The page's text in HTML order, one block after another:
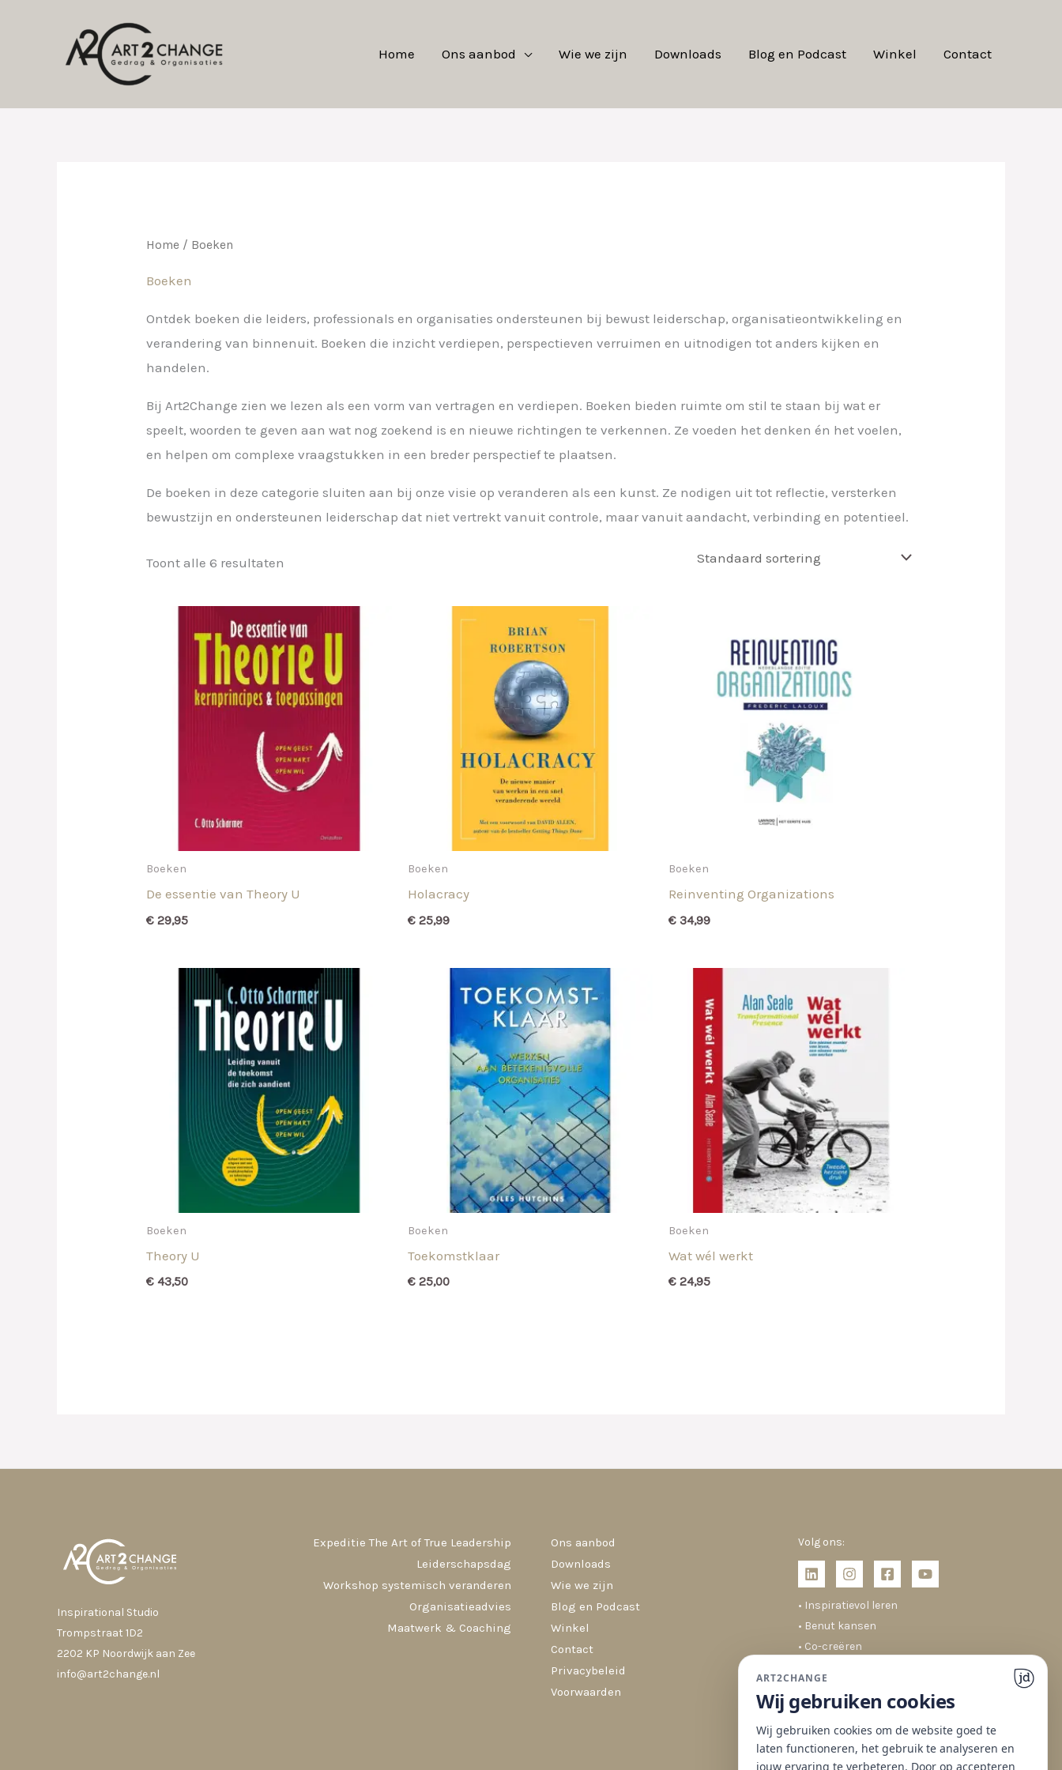
Home Ons aanbod Wie we zijn Downloads Blog en Podcast Winkel Contact
Home / Boeken
Boeken
Ontdek boeken die leiders, professionals en organisaties ondersteunen bij bewust leiderschap, organisatieontwikkeling en
verandering van binnenuit. Boeken die inzicht verdiepen, perspectieven verruimen en uitnodigen tot anders kijken en
handelen.
Bij Art2Change zien we lezen als een vorm van vertragen en verdiepen. Boeken bieden ruimte om stil te staan bij wat er
speelt, woorden te geven aan wat nog zoekend is en nieuwe richtingen te verkennen. Ze voeden het denken én het voelen,
en helpen om complexe vraagstukken in een breder perspectief te plaatsen.
De boeken in deze categorie sluiten aan bij onze visie op veranderen als een kunst. Ze nodigen uit tot reflectie, versterken
bewustzijn en ondersteunen leiderschap dat niet vertrekt vanuit controle, maar vanuit aandacht, verbinding en potentieel.
Toont alle 6 resultaten
Boeken
De essentie van Theory U
€ 29,95
Boeken
Holacracy
€25,99
Boeken
Reinventing Organizations
€ 34,99
Boeken
Theory U
€ 43,50
Boeken
Toekomstklaar
€25,00
Boeken
Wat wél werkt
€ 24,95
Inspirational Studio
Trompstraat 1D2
2202 KP Noordwijk aan Zee
info@art2change.nl
Expeditie The Art of True Leadership
Leiderschapsdag
Workshop systemisch veranderen
Organisatieadvies
Maatwerk & Coaching
Ons aanbod
Downloads
Wie we zijn
Blog en Podcast
Winkel
Contact
Privacybeleid
Voorwaarden
Volg ons:
• Inspiratievol leren
• Benut kansen
• Co-creëren
ART2CHANGE
Wij gebruiken cookies
Wij gebruiken cookies om de website goed te
laten functioneren, het gebruik te analyseren en
jouw ervaring te verbeteren. Door op accepteren